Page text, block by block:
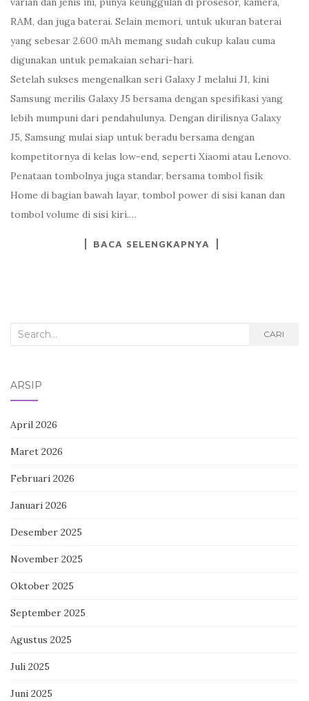
RAM, dan juga baterai. Selain memori, untuk ukuran baterai
yang sebesar 2.600 mAh memang sudah cukup kalau cuma
digunakan untuk pemakaian sehari-hari.
Setelah sukses mengenalkan seri Galaxy J melalui J1, kini
Samsung merilis Galaxy J5 bersama dengan spesifikasi yang
lebih mumpuni dari pendahulunya. Dengan dirilisnya Galaxy
J5, Samsung mulai siap untuk beradu bersama dengan
kompetitornya di kelas low-end, seperti Xiaomi atau Lenovo.
Penataan tombolnya juga standar, bersama tombol fisik
Home di bagian bawah layar, tombol power di sisi kanan dan
tombol volume di sisi kiri.…
BACA SELENGKAPNYA
Search
CARI
ARSIP
April 2026
Maret 2026
Februari 2026
Januari 2026
Desember 2025
November 2025
Oktober 2025
September 2025
Agustus 2025
Juli 2025
Juni 2025